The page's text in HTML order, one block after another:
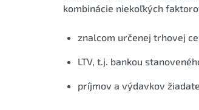
kombinácie niekoľkých
znalcom určenej trhovej
LTV, t.j. bankou
príjmov a výdavkov